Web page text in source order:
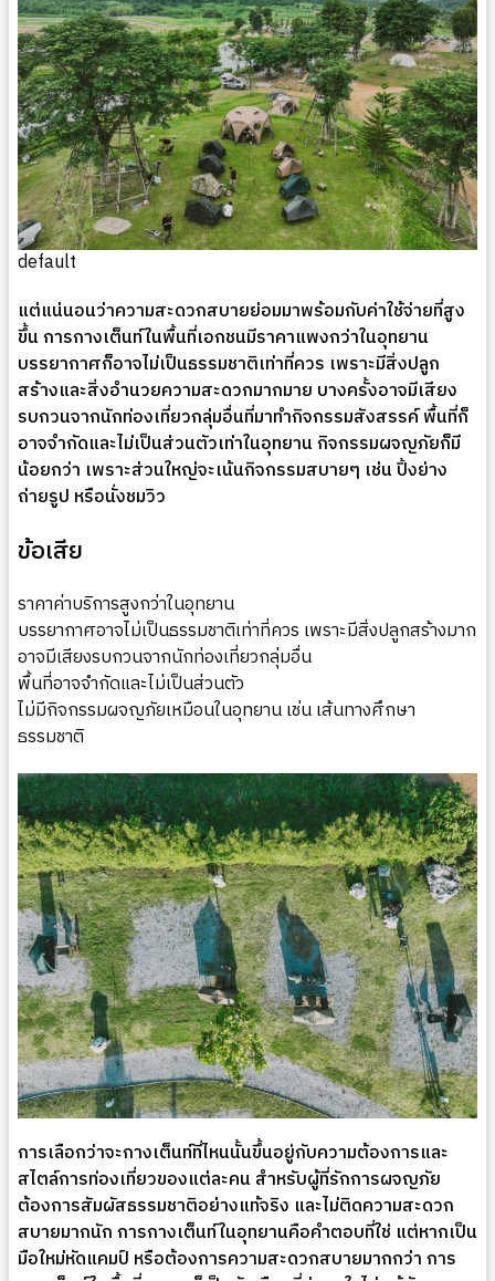
default
แต่แน่นอนว่าความสะดวกสบายย่อมมาพร้อมกับค่าใช้จ่ายที่สูง
ขึ้น การกางเต็นท์ในพื้นที่เอกชนมีราคาแพงกว่าในอุทยาน
บรรยากาศก็อาจไม่เป็นธรรมชาติเท่าที่ควร เพราะมีสิ่งปลูก
สร้างและสิ่งอำนวยความสะดวกมากมาย บางครั้งอาจมีเสียง
รบกวนจากนักท่องเที่ยวกลุ่มอื่นที่มาทำกิจกรรมสังสรรค์ พื้นที่ก็
อาจจำกัดและไม่เป็นส่วนตัวเท่าในอุทยาน กิจกรรมผจญภัยก็มี
น้อยกว่า เพราะส่วนใหญ่จะเน้นกิจกรรมสบายๆ เช่น ปิ้งย่าง
ถ่ายรูป หรือนั่งชมวิว
ข้อเสีย
ราคาค่าบริการสูงกว่าในอุทยาน
บรรยากาศอาจไม่เป็นธรรมชาติเท่าที่ควร เพราะมีสิ่งปลูกสร้างมาก
อาจมีเสียงรบกวนจากนักท่องเที่ยวกลุ่มอื่น
พื้นที่อาจจำกัดและไม่เป็นส่วนตัว
ไม่มีกิจกรรมผจญภัยเหมือนในอุทยาน เช่น เส้นทางศึกษา
ธรรมชาติ
การเลือกว่าจะกางเต็นท์ที่ไหนนั้นขึ้นอยู่กับความต้องการและ
สไตล์การท่องเที่ยวของแต่ละคน สำหรับผู้ที่รักการผจญภัย
ต้องการสัมผัสธรรมชาติอย่างแท้จริง และไม่ติดความสะดวก
สบายมากนัก การกางเต็นท์ในอุทยานคือคำตอบที่ใช่ แต่หากเป็น
มือใหม่หัดแคมป์ หรือต้องการความสะดวกสบายมากกว่า การ